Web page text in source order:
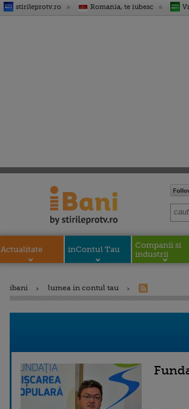
stirileprotv.ro Romania, te iubesc
Actualitate inContul Tau
Companii si
industrii
ibani lumea in contul tau